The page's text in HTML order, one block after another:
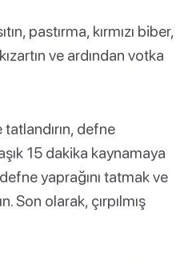
pastırma, kırmızı biber,
ve ardından votka
defne
15 dakika kaynamaya
yaprağını tatmak ve
Son olarak, çırpılmış